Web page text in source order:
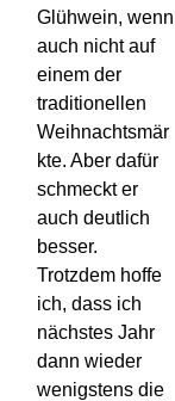
Glühwein, wenn
auch nicht auf
einem der
traditionellen
Weihnachtsmär
kte. Aber dafür
schmeckt er
auch deutlich
besser.
Trotzdem hoffe
ich, dass ich
nächstes Jahr
dann wieder
wenigstens die